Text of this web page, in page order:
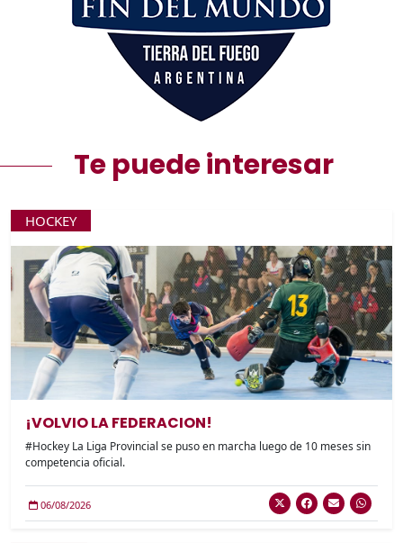
Te puede interesar
HOCKEY
¡VOLVIO LA FEDERACION!
#Hockey La Liga Provincial se puso en marcha luego de 10 meses sin
competencia oficial.
06/08/2026